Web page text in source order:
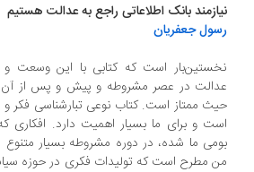
بانک اطلاعاتی راجع به عدالت هستیم
جعفریان
است که کتابی با این وسعت و دامنه
در عصر مشروطه و پیش و پس از آن
ممتاز است. کتاب نوعی تبارشناسی فکر و اندیشه
و برای ما بسیار اهمیت دارد. افکاری که
ما شده، در دوره مشروطه بسیار متنوع است و
مطرح است که تولیدات فکری در حوزه سیاست و